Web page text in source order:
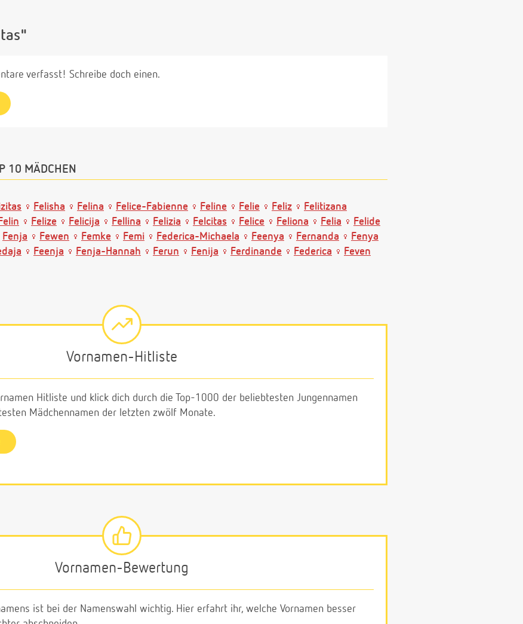
verfasst! Schreibe doch einen.
10 MÄDCHEN
Felisha Felina Felice-Fabienne Feline Felie Feliz
Felitizana
Felize Felicija Fellina Felizia Felcitas Felice Feliona Felia
Felide
Fenja Fewen Femke Femi Federica-Michaela Feenya Fernanda
Fenya
Feenja Fenja-Hannah Ferun Fenija Ferdinande Federica
Feven
Vornamen-Hitliste
Hitliste und klick dich durch die Top-1000 der beliebtesten Jungennamen
Mädchennamen der letzten zwölf Monate.
Vornamen-Bewertung
ist bei der Namenswahl wichtig. Hier erfahrt ihr, welche Vornamen besser